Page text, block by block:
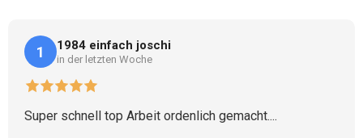
1 1984 einfach joschi
in der letzten Woche
Super schnell top Arbeit ordenlich gemacht....